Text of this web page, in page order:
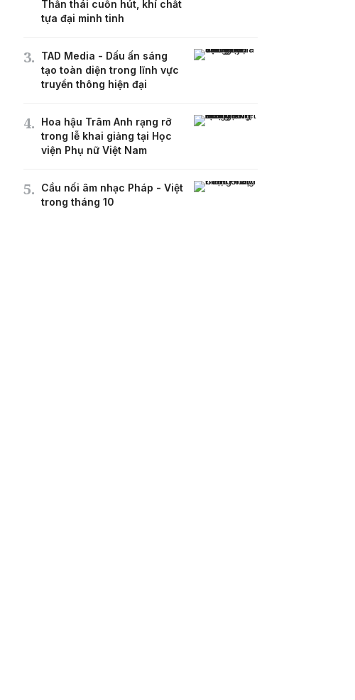
Thần thái cuốn hút, khí chất
tựa đại minh tinh
TAD Media - Dấu ấn sáng
tạo toàn diện trong lĩnh vực
truyền thông hiện đại
Hoa hậu Trâm Anh rạng rỡ
trong lễ khai giảng tại Học
viện Phụ nữ Việt Nam
Cầu nối âm nhạc Pháp - Việt
trong tháng 10